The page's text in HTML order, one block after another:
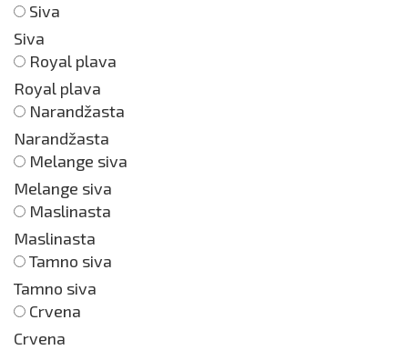
Siva
Siva
Royal plava
Royal plava
Narandžasta
Narandžasta
Melange siva
Melange siva
Maslinasta
Maslinasta
Tamno siva
Tamno siva
Crvena
Crvena